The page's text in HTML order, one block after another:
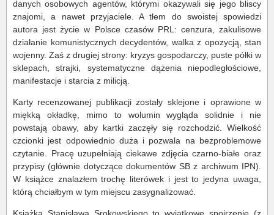
danych osobowych agentów, którymi okazywali się jego bliscy
znajomi, a nawet przyjaciele. A tłem do swoistej spowiedzi
autora jest życie w Polsce czasów PRL: cenzura, zakulisowe
działanie komunistycznych decydentów, walka z opozycją, stan
wojenny. Zaś z drugiej strony: kryzys gospodarczy, puste półki w
sklepach, strajki, systematyczne dążenia niepodległościowe,
manifestacje i starcia z milicją.
Karty recenzowanej publikacji zostały sklejone i oprawione w
miękką okładkę, mimo to wolumin wygląda solidnie i nie
powstają obawy, aby kartki zaczęły się rozchodzić. Wielkość
czcionki jest odpowiednio duża i pozwala na bezproblemowe
czytanie. Pracę uzupełniają ciekawe zdjęcia czarno-białe oraz
przypisy (głównie dotyczące dokumentów SB z archiwum IPN).
W książce znalazłem trochę literówek i jest to jedyna uwaga,
którą chciałbym w tym miejscu zasygnalizować.